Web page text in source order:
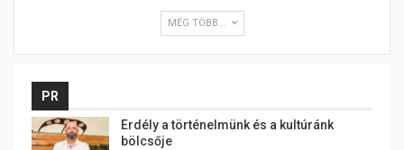
MÉG TÖBB...
PR
Erdély a történelmünk és a kultúránk
bölcsője